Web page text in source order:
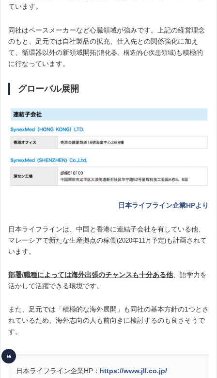
ています。
同社はペースメーカーなど心臓領域が強みです。上記の経営理念
のもと、足元では自社製品の拡充、仕入先との関係強化に加え
て、循環器以外の新領域開拓(消化器、構造的⼼疾患領域)も積極的
に行なっています。
グローバル展開
日本ライフライン企業HPより
日本ライフラインは、中国と香港に連結子会社を有している他、
マレーシアで新たな生産拠点の稼働(2020年11月予定)も計画されて
います。
部署/職種によっては海外出張のチャンスも十分ある他、語学力を
活かして活躍できる環境です。
また、足元では「積極的な海外展開」も同社の基本方針の1つとさ
れているため、海外志向の人も前向きに検討するのも良さそうで
す。
日本ライフライン企業HP： https://www.jll.co.jp/